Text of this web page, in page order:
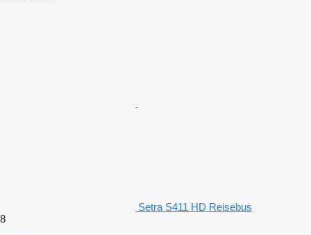
Setra S411 HD Reisebus
8